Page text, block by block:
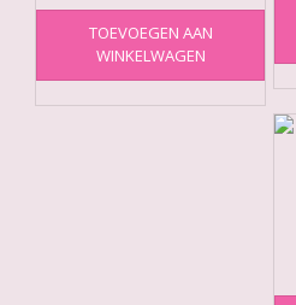
TOEVOEGEN AAN
WINKELWAGEN